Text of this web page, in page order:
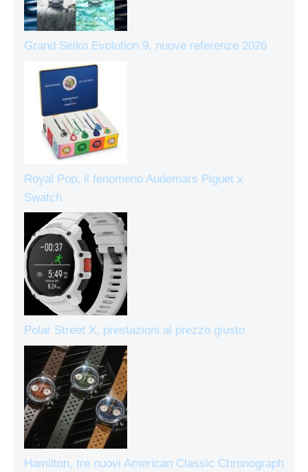
Grand Seiko Evolution 9, nuove referenze 2026
Royal Pop, il fenomeno Audemars Piguet x
Swatch
Polar Street X, prestazioni al prezzo giusto
Hamilton, tre nuovi American Classic Chronograph